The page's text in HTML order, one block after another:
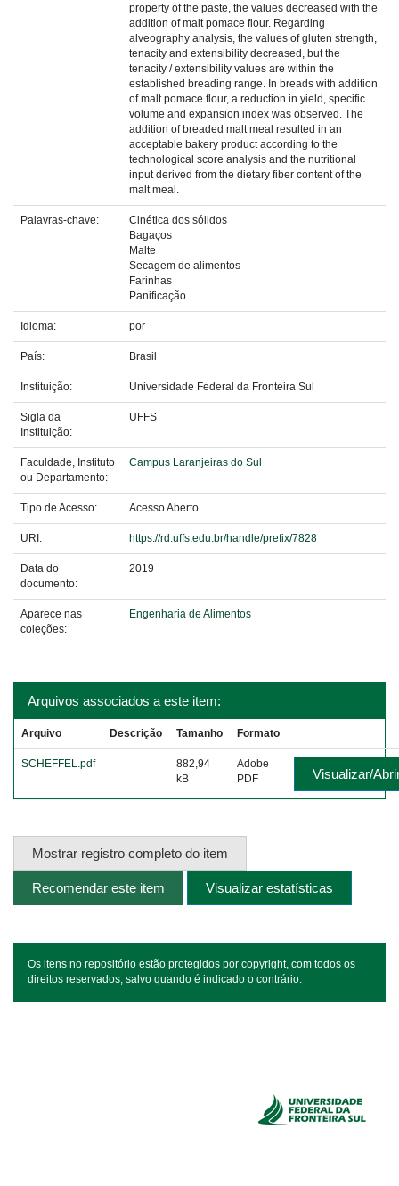
property of the paste, the values decreased with the
addition of malt pomace flour. Regarding
alveography analysis, the values of gluten strength,
tenacity and extensibility decreased, but the
tenacity / extensibility values are within the
established breading range. In breads with addition
of malt pomace flour, a reduction in yield, specific
volume and expansion index was observed. The
addition of breaded malt meal resulted in an
acceptable bakery product according to the
technological score analysis and the nutritional
input derived from the dietary fiber content of the
malt meal.
Palavras-chave:
Cinética dos sólidos
Bagaços
Malte
Secagem de alimentos
Farinhas
Panificação
Idioma: por
País: Brasil
Instituição: Universidade Federal da Fronteira Sul
Sigla da
Instituição:
UFFS
Faculdade, Instituto
ou Departamento:
Campus Laranjeiras do Sul
Tipo de Acesso: Acesso Aberto
URI: https://rd.uffs.edu.br/handle/prefix/7828
Data do
documento:
2019
Aparece nas
coleções:
Engenharia de Alimentos
Arquivos associados a este item:
Arquivo Descrição Tamanho Formato
SCHEFFEL.pdf
882,94
kB
Adobe
PDF
Visualizar/
Mostrar registro completo do item
Recomendar este item Visualizar estatísticas
Os itens no repositório estão protegidos por copyright, com todos os
direitos reservados, salvo quando é indicado o contrário.